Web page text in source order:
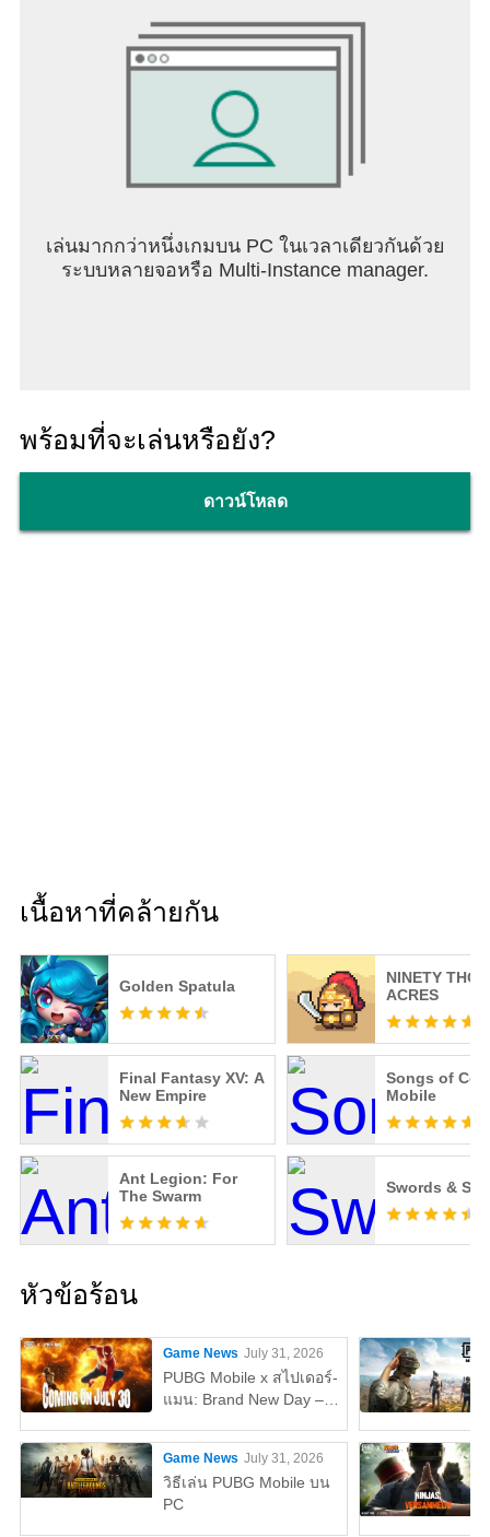
เล่นมากกว่าหนึ่งเกมบน PC ในเวลาเดียวกันด้วย
ระบบหลายจอหรือ Multi-Instance manager.
พร้อมที่จะเล่นหรือยัง?
ดาวน์โหลด
เนื้อหาที่คล้ายกัน
Golden Spatula
NINETY
ACRES
Final Fantasy XV: A
New Empire
Songs of
Mobile
Ant Legion: For
The Swarm
Swords &
หัวข้อร้อน
Game News July 31, 2026
PUBG Mobile x สไปเดอร์-
แมน: Brand New Day –
Game News July 31, 2026
วิธีเล่น PUBG Mobile บน
PC